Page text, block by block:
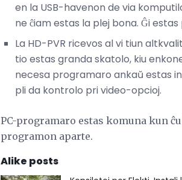
en la USB-havenon de via
ne ĉiam estas la plej bona. Ĝi
La HD-PVR ricevos al vi tiun
tio estas granda skatolo, kiu
necesa programaro ankaŭ estas
pli da kontrolo pri video-opcioj.
PC-programaro estas komuna kun
programon aparte.
Alike posts